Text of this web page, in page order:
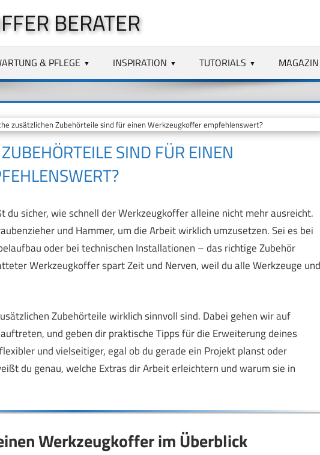
BERATER
& PFLEGE INSPIRATION TUTORIALS MAGAZIN
zusätzlichen Zubehörteile sind für einen Werkzeugkoffer empfehlenswert?
SIND FÜR EINEN
sicher, wie schnell der Werkzeugkoffer alleine nicht mehr ausreicht.
und Hammer, um die Arbeit wirklich umzusetzen. Sei es bei
oder bei technischen Installationen – das richtige Zubehör
Werkzeugkoffer spart Zeit und Nerven, weil du alle Werkzeuge und
Zubehörteile wirklich sinnvoll sind. Dabei gehen wir auf
und geben dir praktische Tipps für die Erweiterung deines
und vielseitiger, egal ob du gerade ein Projekt planst oder
du genau, welche Extras dir Arbeit erleichtern und warum sie in
Werkzeugkoffer im Überblick